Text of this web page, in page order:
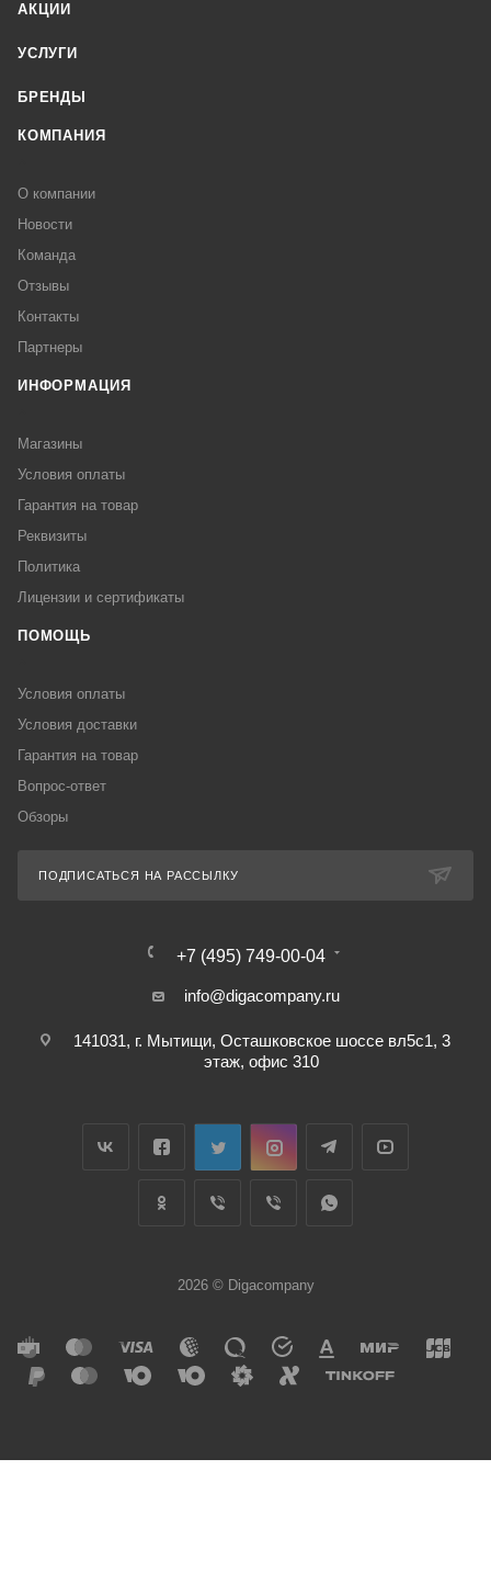
АКЦИИ
УСЛУГИ
БРЕНДЫ
КОМПАНИЯ
О компании
Новости
Команда
Отзывы
Контакты
Партнеры
ИНФОРМАЦИЯ
Магазины
Условия оплаты
Гарантия на товар
Реквизиты
Политика
Лицензии и сертификаты
ПОМОЩЬ
Условия оплаты
Условия доставки
Гарантия на товар
Вопрос-ответ
Обзоры
ПОДПИСАТЬСЯ НА РАССЫЛКУ
+7 (495) 749-00-04
info@digacompany.ru
141031, г. Мытищи, Осташковское шоссе вл5с1, 3
этаж, офис 310
2026 © Digacompany